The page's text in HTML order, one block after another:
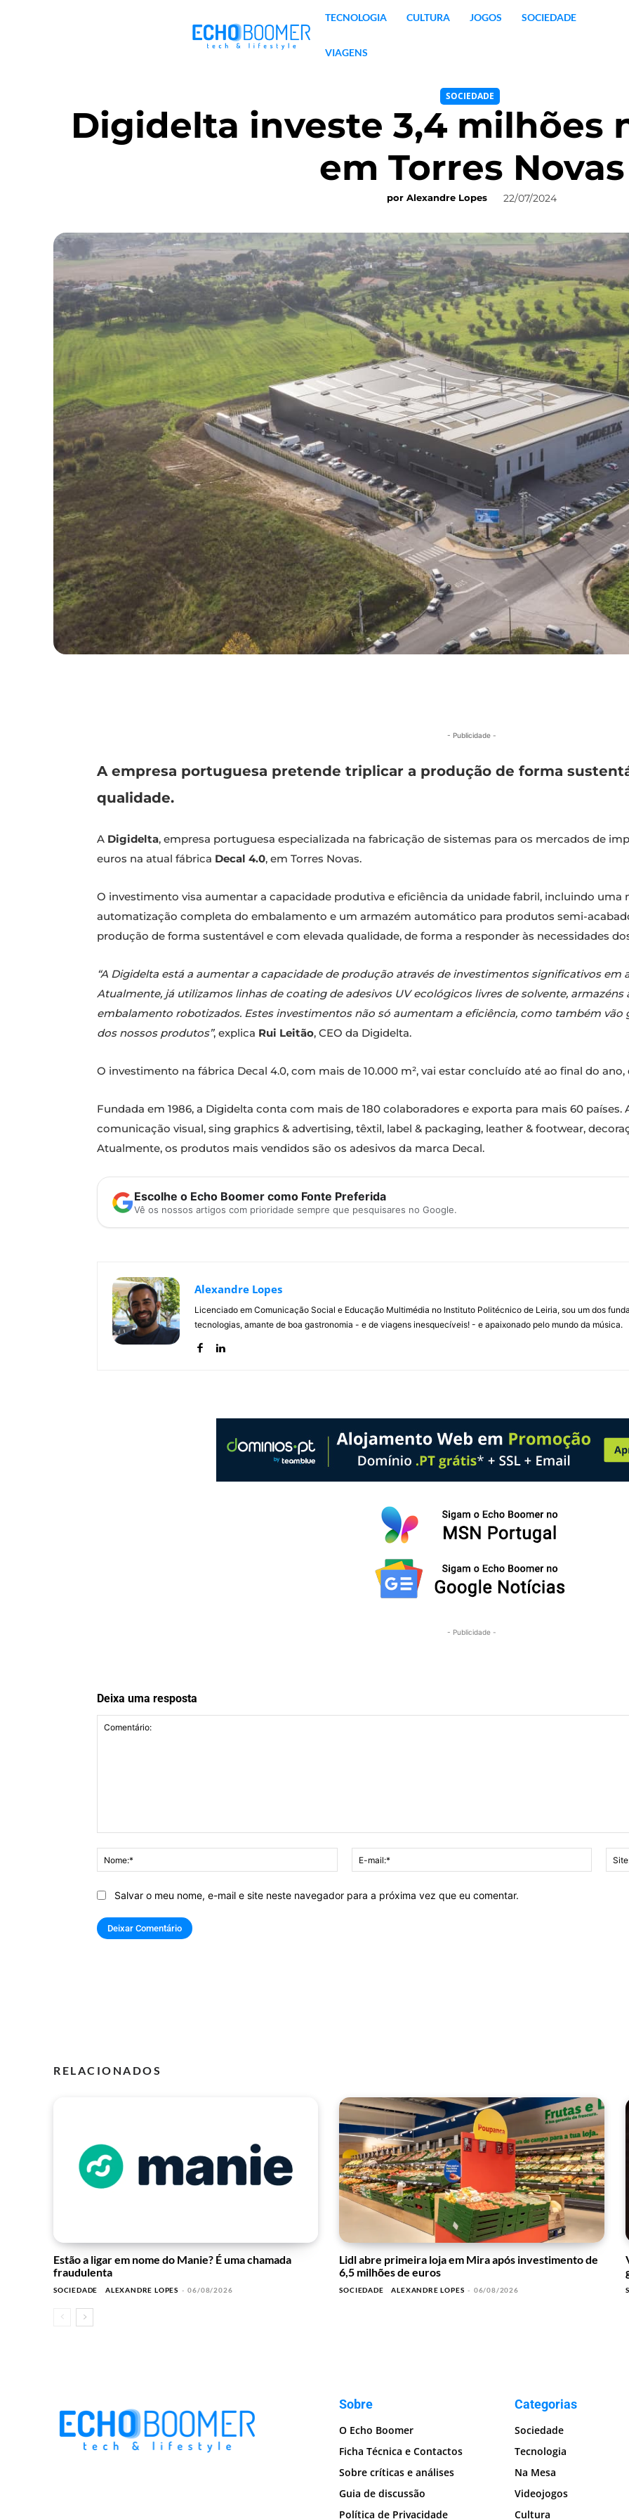
TECNOLOGIA CULTURA JOGOS SOCIEDADE
VIAGENS
SOCIEDADE
Digidelta investe 3,4 milhões
em Torres Novas
por Alexandre Lopes 22/07/2024
- Publicidade -
A empresa portuguesa pretende triplicar a produção de forma
qualidade.
A Digidelta, empresa portuguesa especializada na fabricação de sistemas para os mercados de
euros na atual fábrica Decal 4.0, em Torres Novas.
O investimento visa aumentar a capacidade produtiva e eficiência da unidade fabril, incluindo uma
automatização completa do embalamento e um armazém automático para produtos semi-
produção de forma sustentável e com elevada qualidade, de forma a responder às necessidades
“A Digidelta está a aumentar a capacidade de produção através de investimentos significativos
Atualmente, já utilizamos linhas de coating de adesivos UV ecológicos livres de solvente,
embalamento robotizados. Estes investimentos não só aumentam a eficiência, como também vão
dos nossos produtos​​​​”, explica Rui Leitão, CEO da Digidelta.
O investimento na fábrica Decal 4.0, com mais de 10.000 m², vai estar concluído até ao final do
Fundada em 1986, a Digidelta conta com mais de 180 colaboradores e exporta para mais 60
comunicação visual, sing graphics & advertising, têxtil, label & packaging, leather & footwear,
Atualmente, os produtos mais vendidos são os adesivos da marca Decal.
Escolhe o Echo Boomer como Fonte Preferida
Vê os nossos artigos com prioridade sempre que pesquisares no Google.
Alexandre Lopes
Licenciado em Comunicação Social e Educação Multimédia no Instituto Politécnico de Leiria, sou um dos
tecnologias, amante de boa gastronomia - e de viagens inesquecíveis! - e apaixonado pelo mundo da música.
- Publicidade -
Deixa uma resposta
Nome:*
mail:*
Salvar o meu nome, e-mail e site neste navegador para a próxima vez que eu comentar.
RELACIONADOS
Estão a ligar em nome do Manie? É uma chamada
fraudulenta
SOCIEDADE ALEXANDRE LOPES - 06/08/2026
Lidl abre primeira loja em Mira após investimento de
6,5 milhões de euros
SOCIEDADE ALEXANDRE LOPES - 06/08/2026
Sobre
O Echo Boomer
Ficha Técnica e Contactos
Sobre críticas e análises
Guia de discussão
Política de Privacidade
Categorias
Sociedade
Tecnologia
Na Mesa
Videojogos
Cultura